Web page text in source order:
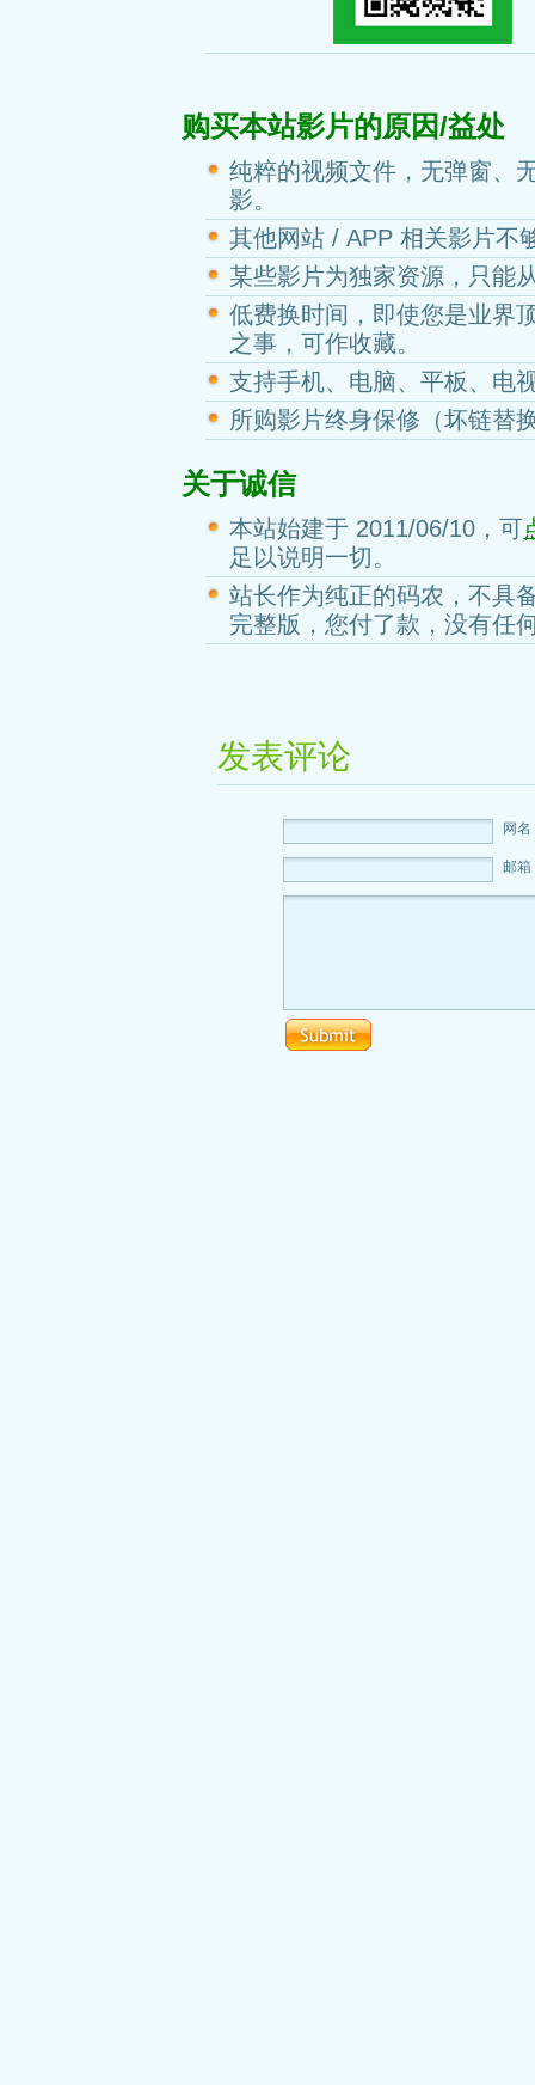
购买本站影片的原因/益处
纯粹的视频文件，无弹窗、
影。
其他网站 / APP 相关影片不
某些影片为独家资源，只能
低费换时间，即使您是业界
之事，可作收藏。
支持手机、电脑、平板、电
所购影片终身保修（坏链替
关于诚信
本站始建于 2011/06/10，可
足以说明一切。
站长作为纯正的码农，不具
完整版，您付了款，没有任
发表评论
网
邮箱